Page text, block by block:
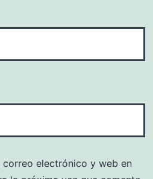
correo electrónico y web en